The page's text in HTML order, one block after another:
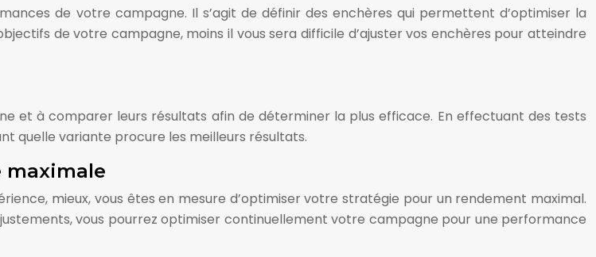
de votre campagne. Il s’agit de définir des enchères qui permettent d’optimiser la
de votre campagne, moins il vous sera difficile d’ajuster vos enchères pour atteindre
et à comparer leurs résultats afin de déterminer la plus efficace. En effectuant des tests
quelle variante procure les meilleurs résultats.
mieux, vous êtes en mesure d’optimiser votre stratégie pour un rendement maximal.
vous pourrez optimiser continuellement votre campagne pour une performance